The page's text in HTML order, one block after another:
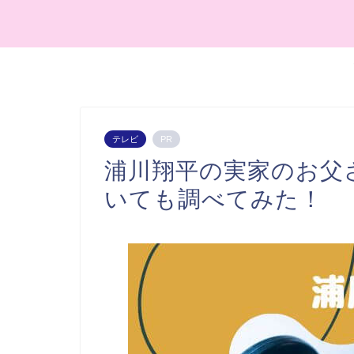
テレビ PR
浦川翔平の実家のお
いても調べてみた！